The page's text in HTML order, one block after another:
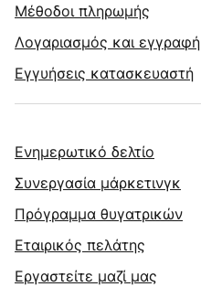
Μέθοδοι πληρωμής
Λογαριασμός και εγγραφή
Εγγυήσεις κατασκευαστή
Ενημερωτικό δελτίο
Συνεργασία μάρκετινγκ
Πρόγραμμα θυγατρικών
Εταιρικός πελάτης
Εργαστείτε μαζί μας